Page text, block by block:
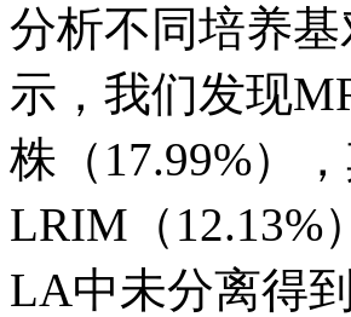
分析不同培养
示，我们发现
株（17.99%）
LRIM（12.13%
LA中未分离得